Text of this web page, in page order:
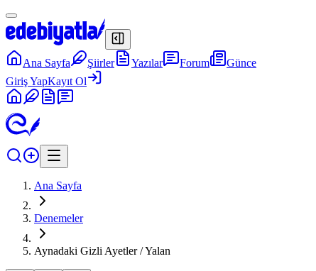
Ana Sayfa Şiirler Yazılar Forum
Günce
Giriş YapKayıt Ol
Ana Sayfa
Denemeler
Aynadaki Gizli Ayetler / Yalan